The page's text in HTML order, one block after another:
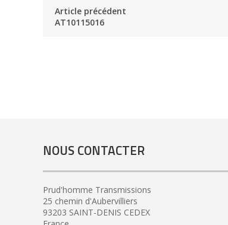
Article précédent
AT10115016
NOUS CONTACTER
Prud'homme Transmissions
25 chemin d'Aubervilliers
93203 SAINT-DENIS CEDEX